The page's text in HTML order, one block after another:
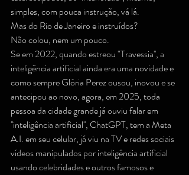
simples, com pouca instrução, vá lá.
Mas do Rio de Janeiro e instruídos?
Não colou, nem um pouco.
Se em 2022, quando estreou "Travessia'', a
inteligência artificial ainda era uma novidade e
como sempre Glória Perez ousou, inovou e se
antecipou ao novo, agora, em 2025, toda
pessoa da cidade grande já ouviu falar em
''inteligência artificial'', ChatGPT, tem a Meta
A.I. em seu celular, já viu na TV e redes sociais
vídeos manipulados por inteligência artificial
usando celebridades e outros famosos e